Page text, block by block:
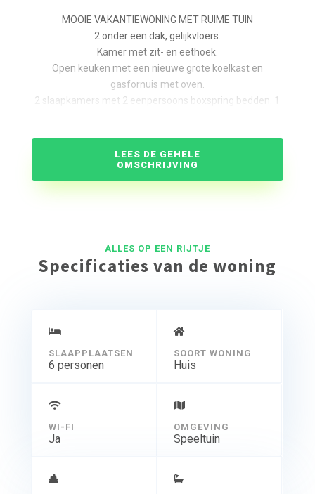
MOOIE VAKANTIEWONING MET RUIME TUIN
2 onder een dak, gelijkvloers.
Kamer met zit- en eethoek.
Open keuken met een nieuwe grote koelkast en
gasfornuis met oven.
2 slaapkamers met 2 eenpersoons boxspring bedden. 1
Aparte douche en toilet.
Berging.
Terras met tuinmeubelen.
LEES DE GEHELE
OMSCHRIJVING
ALLES OP EEN RIJTJE
Specificaties van de woning
SLAAPPLAATSEN
6 personen
SOORT WONING
Huis
WI-FI
Ja
OMGEVING
Speeltuin